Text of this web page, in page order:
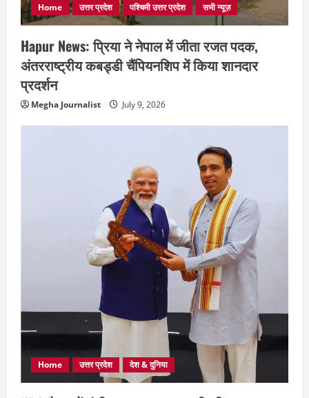
Home उत्तर प्रदेश पश्चिमी उत्तर प्रदेश सभी न्यूज़
Hapur News: प्रिया ने नेपाल में जीता रजत पदक,
अंतरराष्ट्रीय कबड्डी चैंपियनशिप में किया शानदार
प्रदर्शन
Megha Journalist July 9, 2026
Home उत्तर प्रदेश देश & दुनिया